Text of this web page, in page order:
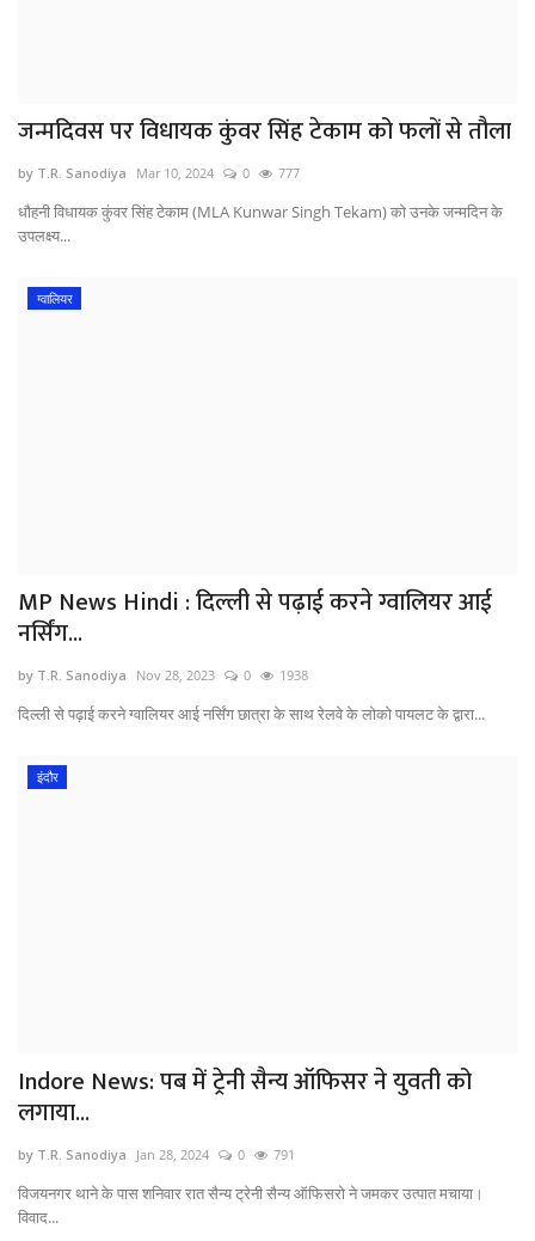
जन्मदिवस पर विधायक कुंवर सिंह टेकाम को फलों से तौला
by T.R. Sanodiya Mar 10, 2024 0 777
धौहनी विधायक कुंवर सिंह टेकाम (MLA Kunwar Singh Tekam) को उनके जन्मदिन के
उपलक्ष्य...
ग्वालियर
MP News Hindi : दिल्ली से पढ़ाई करने ग्वालियर आई
नर्सिंग...
by T.R. Sanodiya Nov 28, 2023 0 1938
दिल्ली से पढ़ाई करने ग्वालियर आई नर्सिंग छात्रा के साथ रेलवे के लोको पायलट के द्वारा...
इंदौर
Indore News: पब में ट्रेनी सैन्य ऑफिसर ने युवती को
लगाया...
by T.R. Sanodiya Jan 28, 2024 0 791
विजयनगर थाने के पास शनिवार रात सैन्य ट्रेनी सैन्य ऑफिसरो ने जमकर उत्पात मचाया।
विवाद...